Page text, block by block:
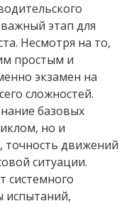
этап для
Несмотря на то,
простым и
экзамен на
сложностей.
базовых
но и
точность движений
ситуации.
системного
испытаний,